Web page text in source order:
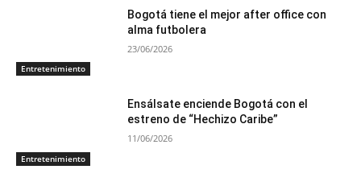
Entretenimiento
Bogotá tiene el mejor after office con
alma futbolera
23/06/2026
Entretenimiento
Ensálsate enciende Bogotá con el
estreno de “Hechizo Caribe”
11/06/2026